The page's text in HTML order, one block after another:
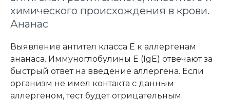
химического происхождения в крови.
Ананас
Выявление антител класса Е к аллергенам
ананаса. Иммуноглобулины Е (IgE) отвечают за
быстрый ответ на введение аллергена. Если
организм не имел контакта с данным
аллергеном, тест будет отрицательным.